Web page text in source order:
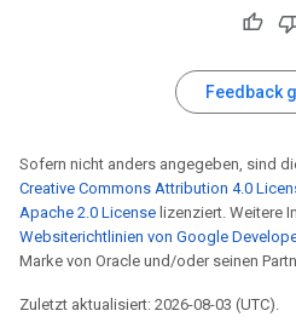
Feedback
Sofern nicht anders angegeben, sind
Creative Commons Attribution 4.0
Apache 2.0 License lizenziert. Weitere
Websiterichtlinien von Google
Marke von Oracle und/oder seinen
Zuletzt aktualisiert: 2026-08-03 (UTC).